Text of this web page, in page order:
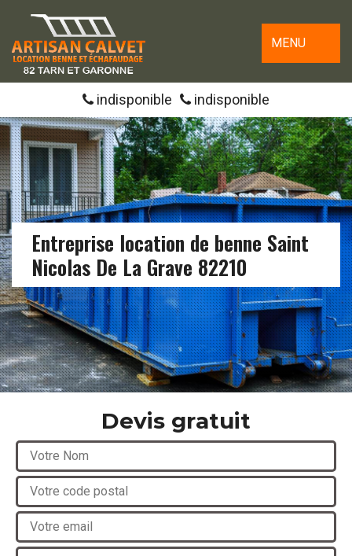
MENU
indisponible indisponible
Entreprise location de benne Saint
Nicolas De La Grave 82210
Devis gratuit